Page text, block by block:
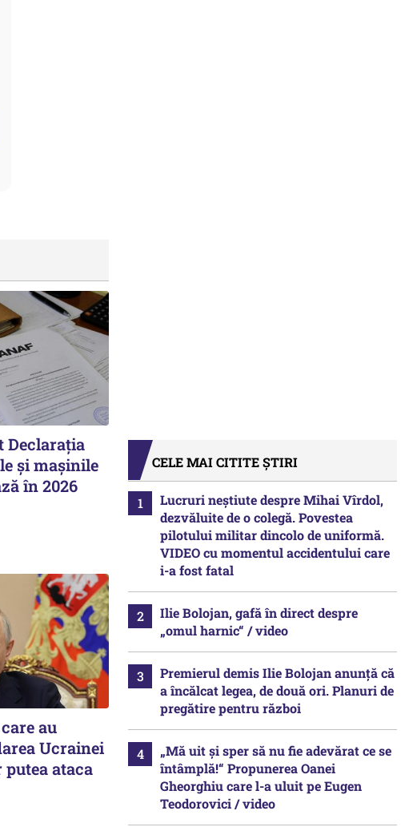
Declarația
și mașinile
în 2026
au
Ucrainei
ataca
CELE MAI CITITE ȘTIRI
Lucruri neștiute despre Mihai Vîrdol,
dezvăluite de o colegă. Povestea
pilotului militar dincolo de uniformă.
VIDEO cu momentul accidentului care
i-a fost fatal
Ilie Bolojan, gafă în direct despre
„omul harnic“ / video
Premierul demis Ilie Bolojan anunță că
a încălcat legea, de două ori. Planuri de
pregătire pentru război
„Mă uit și sper să nu fie adevărat ce se
întâmplă!“ Propunerea Oanei
Gheorghiu care l-a uluit pe Eugen
Teodorovici / video